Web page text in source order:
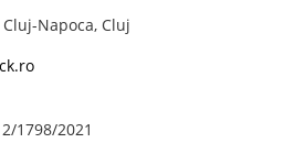
Napoca, Cluj
1798/2021